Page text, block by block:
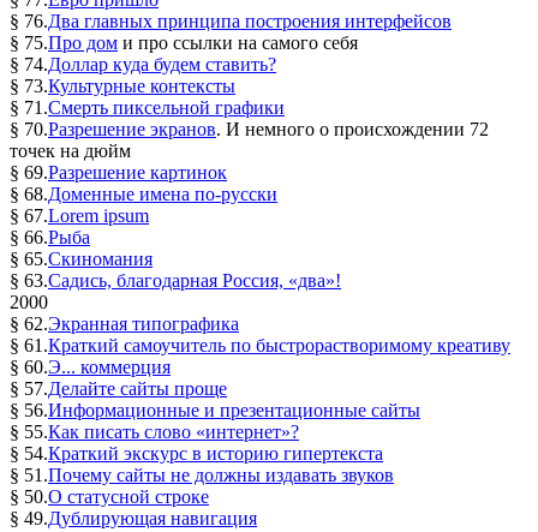
§ 76.Два главных принципа построения интерфейсов
§ 75.Про дом и про ссылки на самого себя
§ 74.Доллар куда будем ставить?
§ 73.Культурные контексты
§ 71.Смерть пиксельной графики
§ 70.Разрешение экранов. И немного о происхождении 72
точек на дюйм
§ 69.Разрешение картинок
§ 68.Доменные имена по-русски
§ 67.Lorem ipsum
§ 66.Рыба
§ 65.Скиномания
§ 63.Садись, благодарная Россия, «два»!
2000
§ 62.Экранная типографика
§ 61.Краткий самоучитель по быстрорастворимому креативу
§ 60.Э... коммерция
§ 57.Делайте сайты проще
§ 56.Информационные и презентационные сайты
§ 55.Как писать слово «интернет»?
§ 54.Краткий экскурс в историю гипертекста
§ 51.Почему сайты не должны издавать звуков
§ 50.О статусной строке
§ 49.Дублирующая навигация